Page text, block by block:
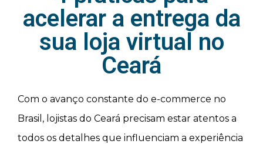
acelerar a entrega da
sua loja virtual no
Ceará
Com o avanço constante do e-commerce no
Brasil, lojistas do Ceará precisam estar atentos a
todos os detalhes que influenciam a experiência